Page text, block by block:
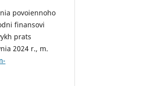
povoiennoho
finansovi
prats
2024 r., m.